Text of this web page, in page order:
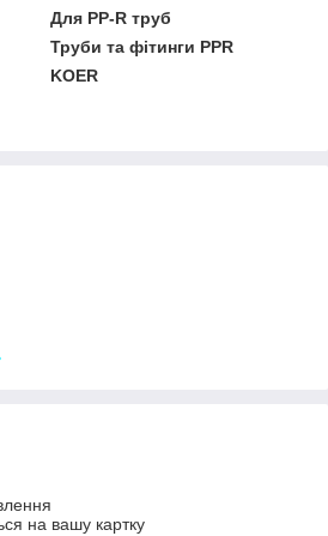
Для PP-R труб
Труби та фітинги PPR
KOER
на вашу картку